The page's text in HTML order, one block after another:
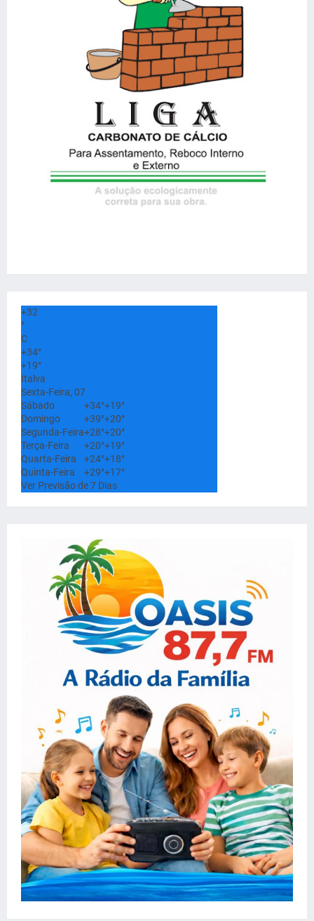
+32
°
C
+34°
+19°
Italva
Sexta-Feira, 07
Sábado
+34°+19°
Domingo
+39°+20°
Segunda-Feira+28°+20°
Terça-Feira
+20°+19°
Quarta-Feira
+24°+18°
Quinta-Feira
+29°+17°
Ver Previsão de 7 Dias